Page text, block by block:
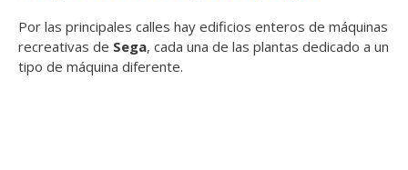
Por las principales calles hay edificios enteros de máquinas
recreativas de Sega, cada una de las plantas dedicado a un
tipo de máquina diferente.